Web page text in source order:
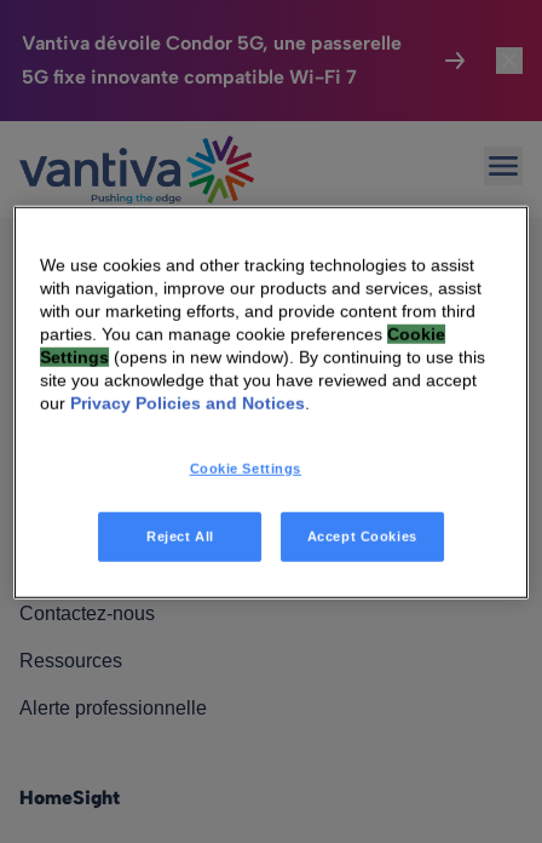
Vantiva dévoile Condor 5G, une passerelle
5G fixe innovante compatible Wi-Fi 7
Passer au contenu principal
Maison Connectée
HomeSight
Entreprise
Nos Engagements
Sorry, no results were found.
Rechercher :
Qui sommes-nous
Relations investisseurs
Nos engagements
Contactez-nous
Ressources
Alerte professionnelle
HomeSight
We use cookies and other tracking technologies to assist
with navigation, improve our products and services, assist
with our marketing efforts, and provide content from third
parties. You can manage cookie preferencesCookie
Settings (opens in new window). By continuing to use this
site you acknowledge that you have reviewed and accept
our Privacy Policies and Notices.
Cookie Settings
Reject All Accept Cookies